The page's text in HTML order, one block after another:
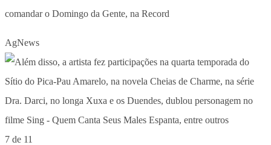
comandar o Domingo da Gente, na Record
AgNews
7 de 11